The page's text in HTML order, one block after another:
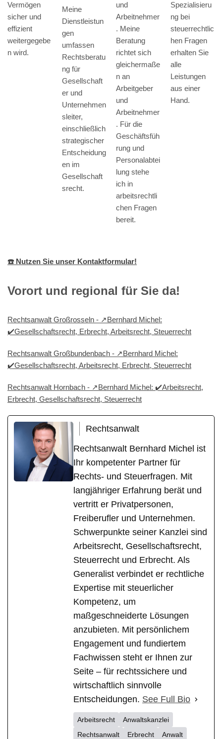
Vermögen
sicher und
effizient
weitergegebe
n wird.
Meine
Dienstleistun
gen
umfassen
Rechtsberatu
ng für
Gesellschaft
er und
Unternehmen
sleiter,
einschließlich
strategischer
Entscheidung
en im
Gesellschaft
srecht.
und
Arbeitnehmer
. Meine
Beratung
richtet sich
gleichermaße
n an
Arbeitgeber
und
Arbeitnehmer
. Für die
Geschäftsfüh
rung und
Personalabtei
lung stehe
ich in
arbeitsrechtli
chen Fragen
bereit.
Spezialisieru
ng bei
steuerrechtlic
hen Fragen
erhalten Sie
alle
Leistungen
aus einer
Hand.
☎️ Nutzen Sie unser Kontaktformular!
Vorort und regional für Sie da!
Rechtsanwalt Großrosseln - ↗️Bernhard Michel:
✔️Gesellschaftsrecht, Erbrecht, Arbeitsrecht, Steuerrecht
Rechtsanwalt Großbundenbach - ↗️Bernhard Michel:
✔️Gesellschaftsrecht, Arbeitsrecht, Erbrecht, Steuerrecht
Rechtsanwalt Hornbach - ↗️Bernhard Michel: ✔️Arbeitsrecht,
Erbrecht, Gesellschaftsrecht, Steuerrecht
Rechtsanwalt
Rechtsanwalt Bernhard Michel ist
Ihr kompetenter Partner für
Rechts- und Steuerfragen. Mit
langjähriger Erfahrung berät und
vertritt er Privatpersonen,
Freiberufler und Unternehmen.
Schwerpunkte seiner Kanzlei sind
Arbeitsrecht, Gesellschaftsrecht,
Steuerrecht und Erbrecht. Als
Generalist verbindet er rechtliche
Expertise mit steuerlicher
Kompetenz, um
maßgeschneiderte Lösungen
anzubieten. Mit persönlichem
Engagement und fundiertem
Fachwissen steht er Ihnen zur
Seite – für rechtssichere und
wirtschaftlich sinnvolle
Entscheidungen. See Full Bio
Arbeitsrecht
Anwaltskanzlei
Rechtsanwalt
Erbrecht Anwalt